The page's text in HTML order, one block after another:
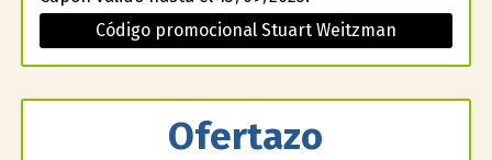
Código promocional Stuart Weitzman
Ofertazo